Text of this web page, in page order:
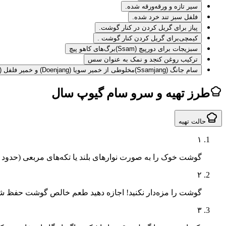
سیر تازه و ورقه‌ورقه شده.
فلفل سبز تند خرد شده.
پیاز برای گریل کردن در کنار گوشت.
کیمچیبرای گریل کردن کنار گوشت .
سبزیجات برای دورپیچ (Ssam)
برگ‌های کاهو پیچ
ترکیب روغن کنجد و نمک به عنوان سس
سام جانگ (Ssamjang)
مخلوطی از خمیر سویا (Doenjang) و خمیر فلفل (Gochujang) با کمی سیر و روغن کنجد.
طرز تهیه و سرو سام گیوپ سال
حالت تهیه
۱
گوشت خوک را به صورت نوارهای بلند یا تکه‌های مربعی (حدود ۱ تا ۱.۵ سانتی‌متر ضخامت) برش بزنید.
۲
گوشت را مزه‌دار نکنید! اجازه دهید طعم خالص گوشت حفظ
۳